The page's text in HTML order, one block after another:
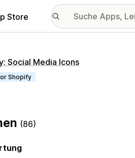
Store
Social Media Icons
Shopify
(86)